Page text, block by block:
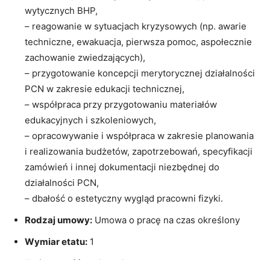
wytycznych BHP,
– reagowanie w sytuacjach kryzysowych (np. awarie
techniczne, ewakuacja, pierwsza pomoc, aspołecznie
zachowanie zwiedzających),
– przygotowanie koncepcji merytorycznej działalności
PCN w zakresie edukacji technicznej,
– współpraca przy przygotowaniu materiałów
edukacyjnych i szkoleniowych,
– opracowywanie i współpraca w zakresie planowania
i realizowania budżetów, zapotrzebowań, specyfikacji
zamówień i innej dokumentacji niezbędnej do
działalności PCN,
– dbałość o estetyczny wygląd pracowni fizyki.
Rodzaj umowy: Umowa o pracę na czas określony
Wymiar etatu: 1